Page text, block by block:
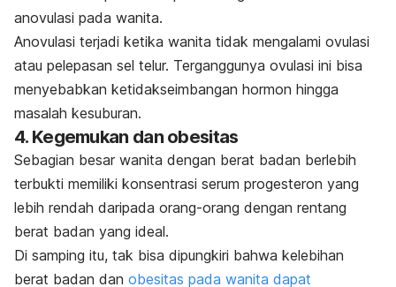
anovulasi pada wanita.
Anovulasi terjadi ketika wanita tidak mengalami ovulasi
atau pelepasan sel telur. Terganggunya ovulasi ini bisa
menyebabkan ketidakseimbangan hormon hingga
masalah kesuburan.
4. Kegemukan dan obesitas
Sebagian besar wanita dengan berat badan berlebih
terbukti memiliki konsentrasi serum progesteron yang
lebih rendah daripada orang-orang dengan rentang
berat badan yang ideal.
Di samping itu, tak bisa dipungkiri bahwa kelebihan
berat badan dan obesitas pada wanita dapat